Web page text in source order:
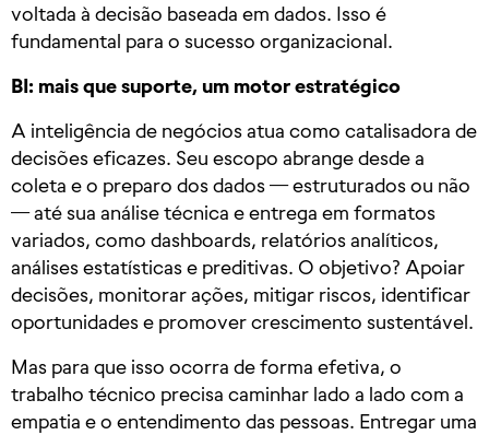
voltada à decisão baseada em dados. Isso é
fundamental para o sucesso organizacional.
BI: mais que suporte, um motor estratégico
A inteligência de negócios atua como catalisadora de
decisões eficazes. Seu escopo abrange desde a
coleta e o preparo dos dados — estruturados ou não
— até sua análise técnica e entrega em formatos
variados, como dashboards, relatórios analíticos,
análises estatísticas e preditivas. O objetivo? Apoiar
decisões, monitorar ações, mitigar riscos, identificar
oportunidades e promover crescimento sustentável.
Mas para que isso ocorra de forma efetiva, o
trabalho técnico precisa caminhar lado a lado com a
empatia e o entendimento das pessoas. Entregar uma